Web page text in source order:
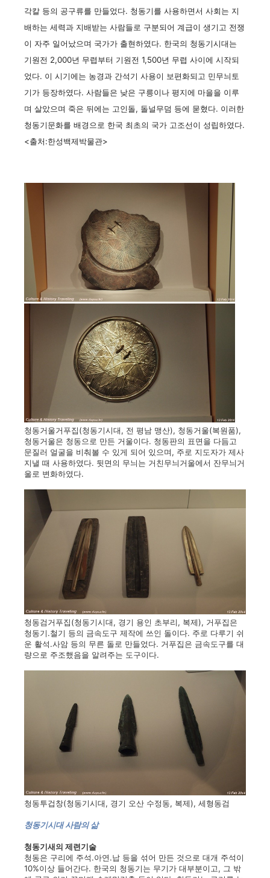
각칼 등의 공구류를 만들었다. 청동기를 사용하면서 사회는 지
배하는 세력과 지배받는 사람들로 구분되어 계급이 생기고 전쟁
이 자주 일어났으며 국가가 출현하였다. 한국의 청동기시대는
기원전 2,000년 무렵부터 기원전 1,500년 무렵 사이에 시작되
었다. 이 시기에는 농경과 간석기 사용이 보편화되고 민무늬토
기가 등장하였다. 사람들은 낮은 구릉이나 평지에 마을을 이루
며 살았으며 죽은 뒤에는 고인돌, 돌널무덤 등에 묻혔다. 이러한
청동기문화를 배경으로 한국 최초의 국가 고조선이 성립하였다.
<출처:한성백제박물관>
청동거울거푸집(청동기시대, 전 평남 맹산), 청동거울(복원품),
청동거울은 청동으로 만든 거울이다. 청동판의 표면을 다듬고
문질러 얼굴을 비춰볼 수 있게 되어 있으며, 주로 지도자가 제사
지낼 때 사용하였다. 뒷면의 무늬는 거친무늬거울에서 잔무늬거
울로 변화하였다.
청동검거푸집(청동기시대, 경기 용인 초부리, 복제), 거푸집은
청동기.철기 등의 금속도구 제작에 쓰인 돌이다. 주로 다루기 쉬
운 활석.사암 등의 무른 돌로 만들었다. 거푸집은 금속도구를 대
량으로 주조했음을 알려주는 도구이다.
청동투겁창(청동기시대, 경기 오산 수정동, 복제), 세형동검
청동기시대 사람의 삶
청동기새의 제련기술
청동은 구리에 주석.아연.납 등을 섞어 만든 것으로 대개 주석이
10%이상 들어간다. 한국의 청동기는 무기가 대부분이고, 그 밖